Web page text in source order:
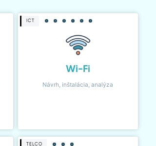
ICT
Wi-Fi
Návrh, inštalácia, analýza
TELCO